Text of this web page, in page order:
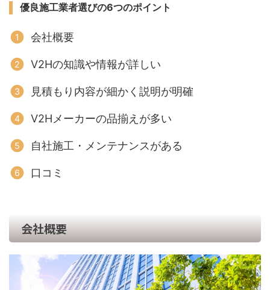
優良施工業者選びの6つのポイント
会社概要
V2Hの知識や情報が詳しい
見積もり内容が細かく説明が明確
V2Hメーカーの品揃えが多い
自社施工・メンテナンスがある
口コミ
会社概要